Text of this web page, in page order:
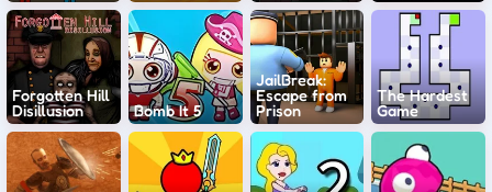
Forgotten Hill
Disillusion
Bomb It 5
JailBreak:
Escape from
Prison
The Hardest
Game